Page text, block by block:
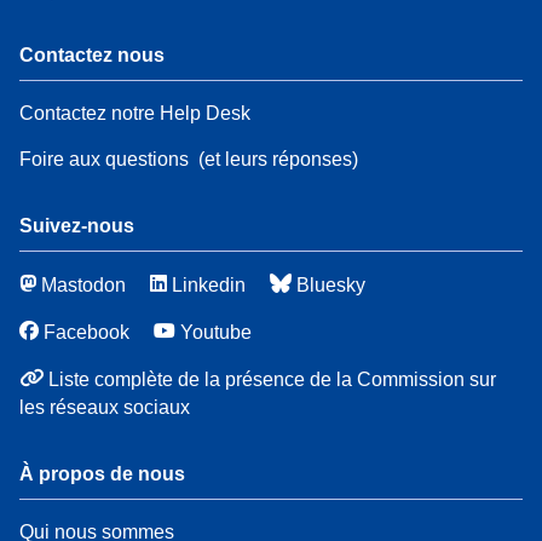
Contactez nous
Contactez notre Help Desk
Foire aux questions (et leurs réponses)
Suivez-nous
Mastodon Linkedin Bluesky
Facebook Youtube
Liste complète de la présence de la Commission sur
les réseaux sociaux
À propos de nous
Qui nous sommes